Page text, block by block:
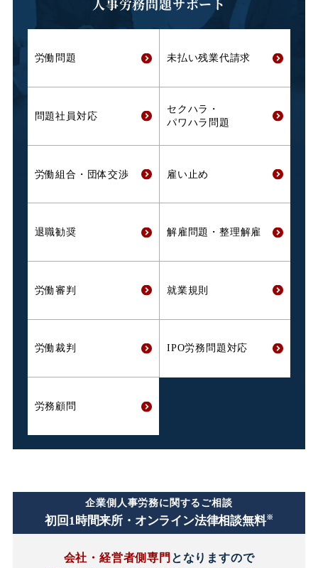
労働問題 未払い残業代請求
問題社員対応
セクハラ・
パワハラ問題
労働組合・ 団体交渉 雇い止め
退職勧奨 解雇問題・ 整理解雇
労働審判 就業規則
労働裁判 IPO労務問題対応
労務顧問
企業側人事労務に関するご相談
初回1時間来所・オンライン法律相談無料※
会社・経営者側専門 となりますので